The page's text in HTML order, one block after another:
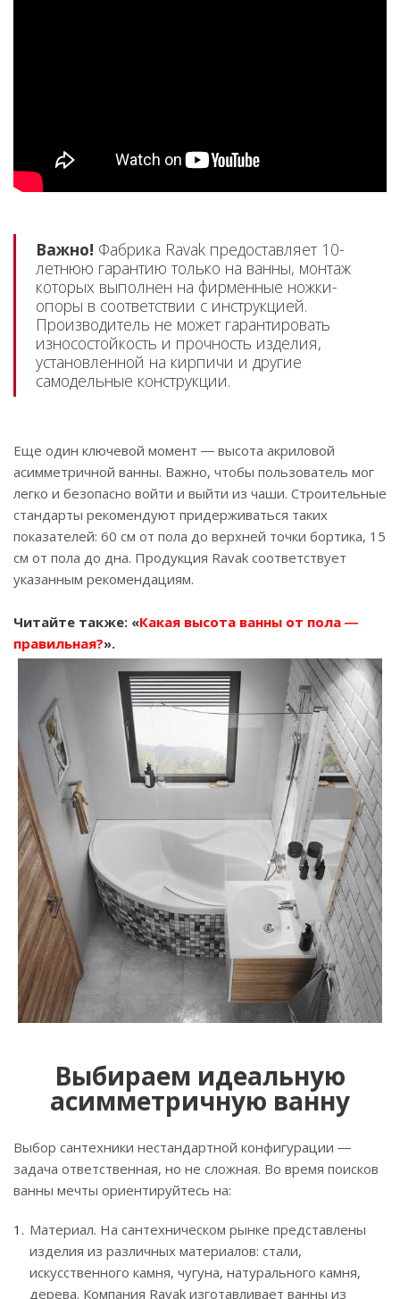
Важно! Фабрика Ravak предоставляет 10-
летнюю гарантию только на ванны, монтаж
которых выполнен на фирменные ножки-
опоры в соответствии с инструкцией.
Производитель не может гарантировать
износостойкость и прочность изделия,
установленной на кирпичи и другие
самодельные конструкции.
Еще один ключевой момент ― высота акриловой
асимметричной ванны. Важно, чтобы пользователь мог
легко и безопасно войти и выйти из чаши. Строительные
стандарты рекомендуют придерживаться таких
показателей: 60 см от пола до верхней точки бортика, 15
см от пола до дна. Продукция Ravak соответствует
указанным рекомендациям.
Читайте также: «Какая высота ванны от пола ―
правильная?».
Выбираем идеальную
асимметричную ванну
Выбор сантехники нестандартной конфигурации ―
задача ответственная, но не сложная. Во время поисков
ванны мечты ориентируйтесь на:
Материал. На сантехническом рынке представлены
изделия из различных материалов: стали,
искусственного камня, чугуна, натурального камня,
дерева. Компания Ravak изготавливает ванны из